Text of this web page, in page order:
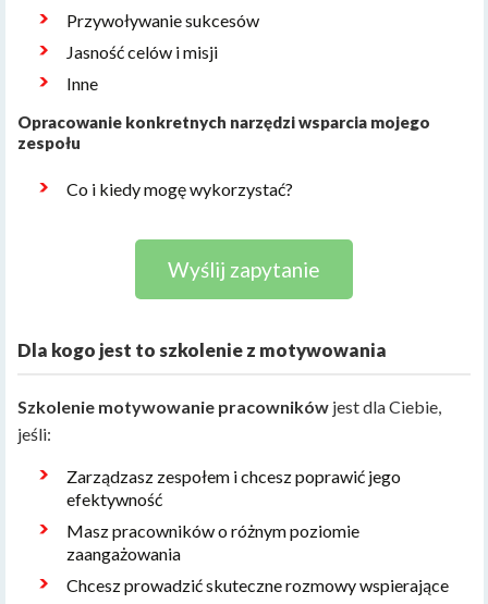
Przywoływanie sukcesów
Jasność celów i misji
Inne
Opracowanie konkretnych narzędzi wsparcia mojego
zespołu
Co i kiedy mogę wykorzystać?
Wyślij zapytanie
Dla kogo jest to szkolenie z motywowania
Szkolenie motywowanie pracownikówjest dla Ciebie,
jeśli:
Zarządzasz zespołem i chcesz poprawić jego
efektywność
Masz pracowników o różnym poziomie
zaangażowania
Chcesz prowadzić skuteczne rozmowy wspierające